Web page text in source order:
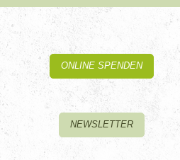
ONLINE SPENDEN
NEWSLETTER